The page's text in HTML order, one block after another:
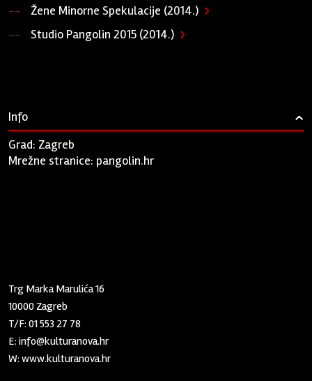
Žene Minorne Spekulacije (2014.)
Studio Pangolin 2015 (2014.)
Info ›
Grad: Zagreb
Mrežne stranice: pangolin.hr
Trg Marka Marulića 16
10000 Zagreb
T/F:01 553 27 78
E:info@kulturanova.hr
W:www.kulturanova.hr